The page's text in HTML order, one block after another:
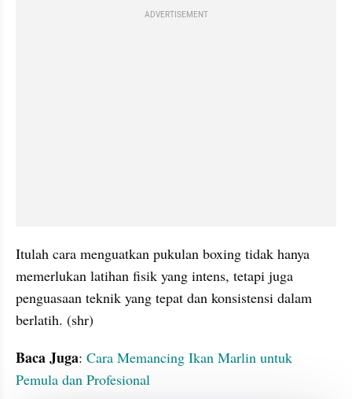
ADVERTISEMENT
Itulah cara menguatkan pukulan boxing tidak hanya
memerlukan latihan fisik yang intens, tetapi juga
penguasaan teknik yang tepat dan konsistensi dalam
berlatih. (shr)
Baca Juga: Cara Memancing Ikan Marlin untuk
Pemula dan Profesional